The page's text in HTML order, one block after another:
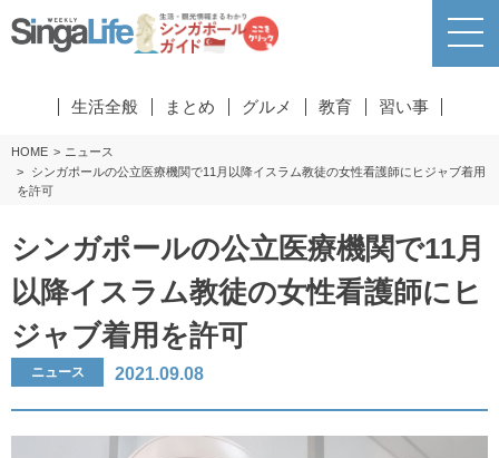
生活全般 まとめ グルメ 教育 習い事
HOME
ニュース
シンガポールの公立医療機関で11月以降イスラム教徒の女性看護師にヒジャブ着用
を許可
シンガポールの公立医療機関で11月
以降イスラム教徒の女性看護師にヒ
ジャブ着用を許可
ニュース 2021.09.08